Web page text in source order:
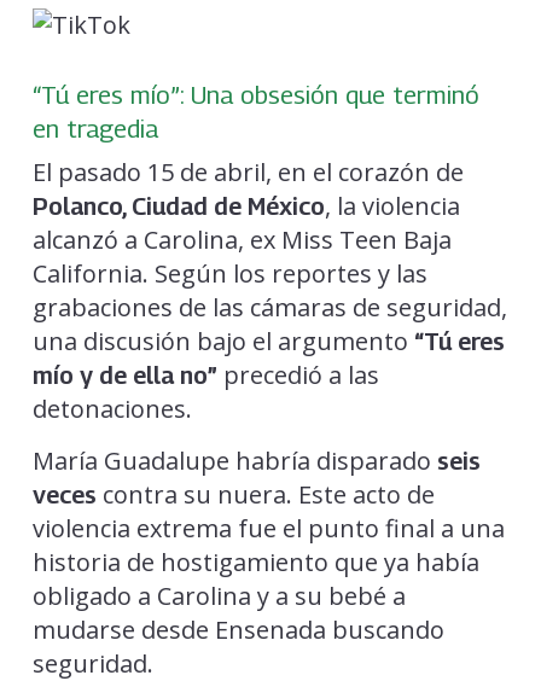
“Tú eres mío”: Una obsesión que terminó
en tragedia
El pasado 15 de abril, en el corazón de
Polanco, Ciudad de México, la violencia
alcanzó a Carolina, ex Miss Teen Baja
California. Según los reportes y las
grabaciones de las cámaras de seguridad,
una discusión bajo el argumento “Tú eres
mío y de ella no” precedió a las
detonaciones.
María Guadalupe habría disparado seis
veces contra su nuera. Este acto de
violencia extrema fue el punto final a una
historia de hostigamiento que ya había
obligado a Carolina y a su bebé a
mudarse desde Ensenada buscando
seguridad.